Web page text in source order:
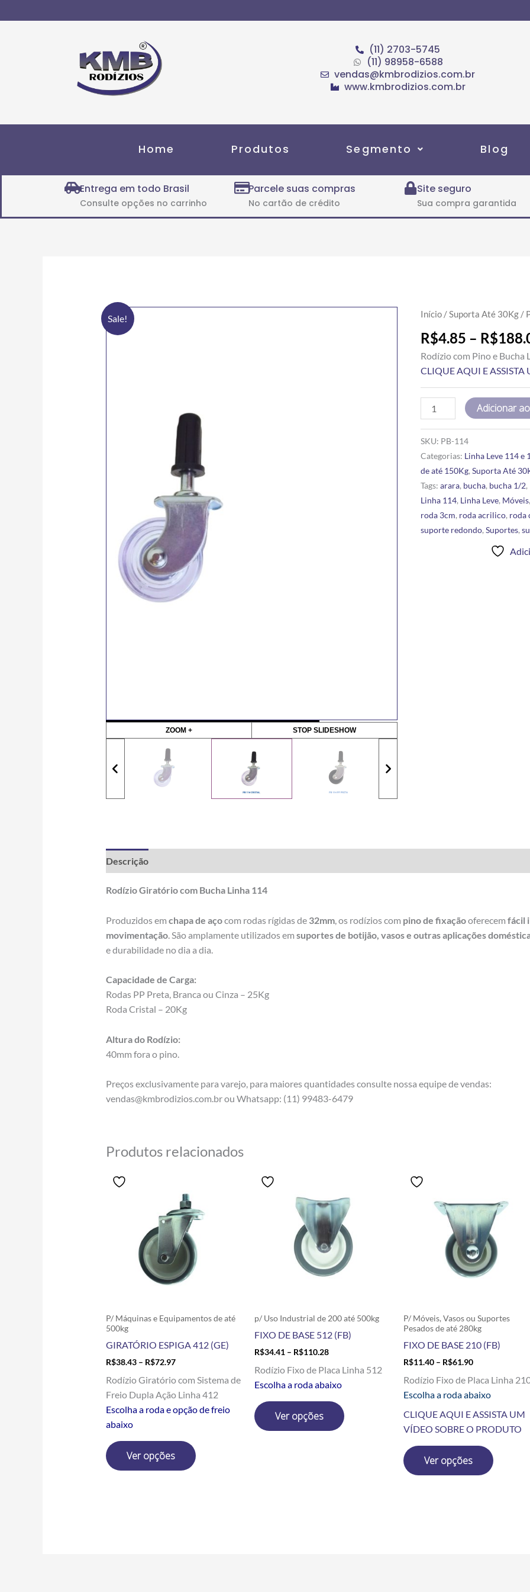
para
(11) 2703-5745
(11) 98958-6588
vendas@kmbrodizios.com.br
www.kmbrodizios.com.br
Home Produtos Segmento Blog
Entrega em todo Brasil
Consulte opções no carrinho
Parcele suas compras
No cartão de crédito
Site seguro
Sua compra garantida
Sale!
ZOOM + STOP SLIDESHOW
Início /Suporta Até 30Kg /
R$4.85 – R$
Rodízio com Pino e Bucha
CLIQUE AQUI E
PINO
BUCHA
114
(PB)
quantidade
Adicionar
SKU: PB-114
Categorias: Linha Leve 114 e
de até 150Kg,Suporta Até
Tags:arara, bucha, bucha 1/2,
Linha 114, Linha Leve, Móveis
roda 3cm, roda acrilico, roda
suporte redondo,Suportes,
Descrição
Rodízio Giratório com Bucha Linha 114
Produzidos em chapa de açocom rodas rígidas de 32mm, os rodízios com pino de fixaçãooferecem fácil
movimentação. São amplamente utilizados em suportes de botijão, vasos e outras aplicações
e durabilidade no dia a dia.
Capacidade de Carga:
Rodas PP Preta, Branca ou Cinza – 25Kg
Roda Cristal – 20Kg
Altura do Rodízio:
40mm fora o pino.
Preços exclusivamente para varejo, para maiores quantidades consulte nossa equipe de vendas:
vendas@kmbrodizios.com.br ou Whatsapp: (11) 99483-6479
Produtos relacionados
P/ Máquinas e Equipamentos de até
500kg
GIRATÓRIO ESPIGA 412 (GE)
R$38.43 – R$72.97
R$38.43
through
R$72.97
Rodízio Giratório com Sistema de
Freio Dupla Ação Linha 412
Escolha a roda e opção de freio
abaixo
Ver opções
várias
As
opções
na
página
p/ Uso Industrial de 200 até 500kg
FIXO DE BASE 512 (FB)
R$34.41 – R$110.28
through
R$110.28
Rodízio Fixo de Placa Linha 512
Escolha a roda abaixo
Ver opções
tem
várias
variantes.
As
opções
na
página
produto
P/ Móveis, Vasos ou Suportes
Pesados de até 280kg
FIXO DE BASE 210 (FB)
R$11.40 – R$61.90
through
R$61.90
Rodízio Fixo de Placa Linha
Escolha a roda abaixo
CLIQUE AQUI E ASSISTA UM
VÍDEO SOBRE O PRODUTO
Ver opções
tem
várias
As
opções
na
página
do